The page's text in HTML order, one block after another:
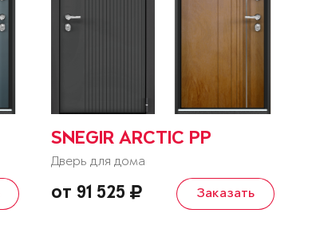
SNEGIR ARCTIC PP
Дверь для дома
от 91 525 Заказать